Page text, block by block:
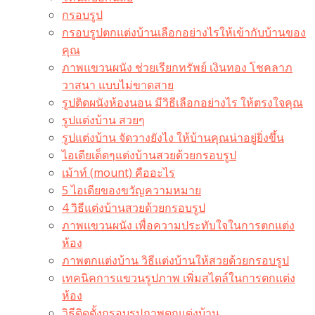
กรอบรูป
กรอบรูปตกแต่งบ้านเลือกอย่างไรให้เข้ากับบ้านของ
คุณ
ภาพแขวนผนัง ช่วยเรียกทรัพย์ เงินทอง โชคลาภ
วาสนา แบบไม่ขาดสาย
รูปติดผนังห้องนอน มีวิธีเลือกอย่างไร ให้ตรงใจคุณ
รูปแต่งบ้าน สวยๆ
รูปแต่งบ้าน จัดวางยังไง ให้บ้านคุณน่าอยู่ยิ่งขึ้น
ไอเดียเด็ดๆแต่งบ้านสวยด้วยกรอบรูป
เม้าท์ (mount) คืออะไร​
5 ไอเดียของขวัญความหมาย
4 วิธีแต่งบ้านสวยด้วยกรอบรูป
ภาพแขวนผนัง เพื่อความประทับใจในการตกแต่ง
ห้อง
ภาพตกแต่งบ้าน วิธีแต่งบ้านให้สวยด้วยกรอบรูป
เทคนิคการแขวนรูปภาพ เพิ่มสไตล์ในการตกแต่ง
ห้อง